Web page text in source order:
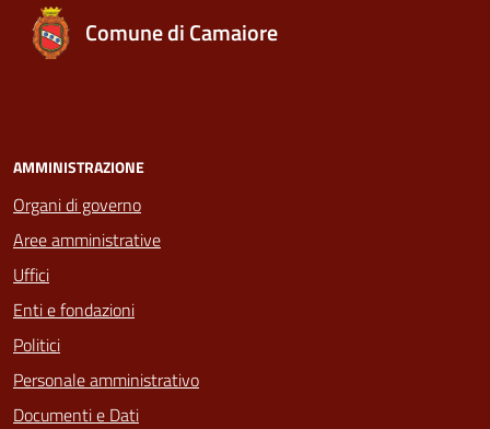
Comune di Camaiore
AMMINISTRAZIONE
Organi di governo
Aree amministrative
Uffici
Enti e fondazioni
Politici
Personale amministrativo
Documenti e Dati